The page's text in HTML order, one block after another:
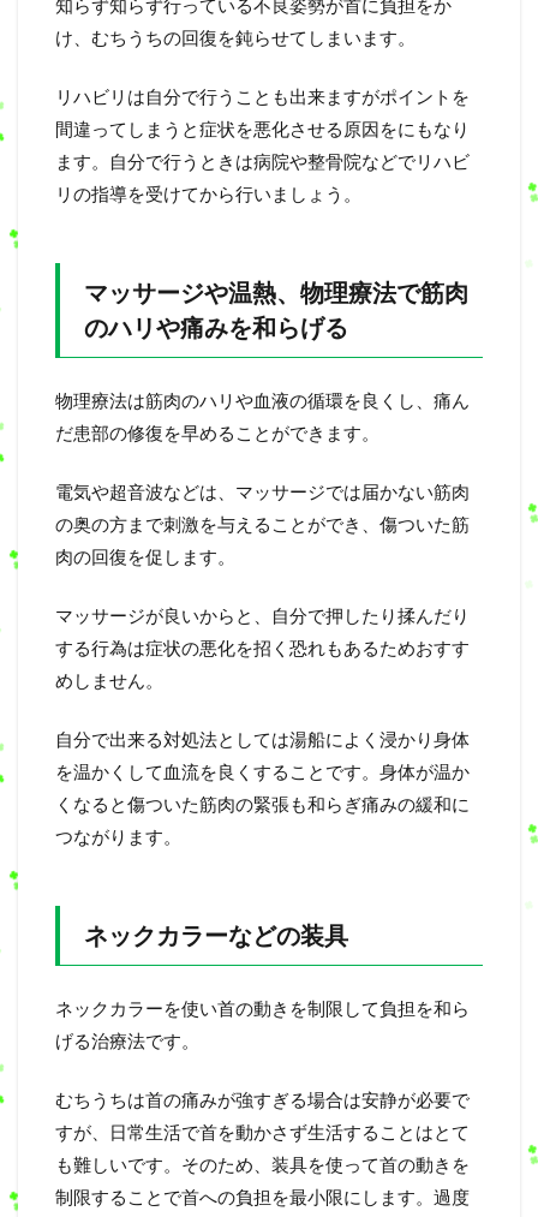
知らず知らず行っている不良姿勢が首に負担をか
け、むちうちの回復を鈍らせてしまいます。
リハビリは自分で行うことも出来ますがポイントを
間違ってしまうと症状を悪化させる原因をにもなり
ます。自分で行うときは病院や整骨院などでリハビ
リの指導を受けてから行いましょう。
マッサージや温熱、物理療法で筋肉
のハリや痛みを和らげる
物理療法は筋肉のハリや血液の循環を良くし、痛ん
だ患部の修復を早めることができます。
電気や超音波などは、マッサージでは届かない筋肉
の奥の方まで刺激を与えることができ、傷ついた筋
肉の回復を促します。
マッサージが良いからと、自分で押したり揉んだり
する行為は症状の悪化を招く恐れもあるためおすす
めしません。
自分で出来る対処法としては湯船によく浸かり身体
を温かくして血流を良くすることです。身体が温か
くなると傷ついた筋肉の緊張も和らぎ痛みの緩和に
つながります。
ネックカラーなどの装具
ネックカラーを使い首の動きを制限して負担を和ら
げる治療法です。
むちうちは首の痛みが強すぎる場合は安静が必要で
すが、日常生活で首を動かさず生活することはとて
も難しいです。そのため、装具を使って首の動きを
制限することで首への負担を最小限にします。過度